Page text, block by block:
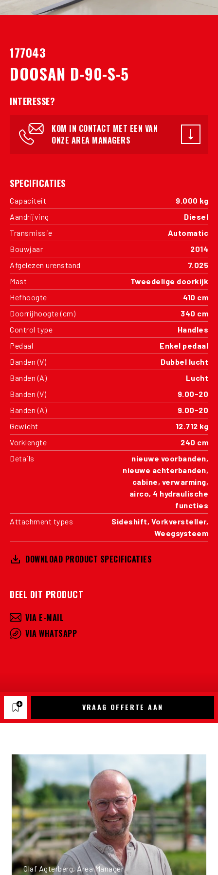
177043
DOOSAN D-90-S-5
INTERESSE?
KOM IN CONTACT MET EEN VAN
ONZE AREA MANAGERS
SPECIFICATIES
Capaciteit
9.000 kg
Aandrijving
Diesel
Transmissie
Automatic
Bouwjaar
2014
Afgelezen urenstand
7.025
Mast
Tweedelige doorkijk
Hefhoogte
410 cm
Doorrijhoogte (cm)
340 cm
Control type
Handles
Pedaal
Enkel pedaal
Banden (V)
Dubbel lucht
Banden (A)
Lucht
Banden (V)
9.00-20
Banden (A)
9.00-20
Gewicht
12.712 kg
Vorklengte
240 cm
Details
nieuwe voorbanden,
nieuwe achterbanden,
cabine, verwarming,
airco, 4 hydraulische
functies
Attachment types
Sideshift, Vorkversteller,
Weegsysteem
DOWNLOAD PRODUCT SPECIFICATIES
DEEL DIT PRODUCT
VIA E-MAIL
VIA WHATSAPP
VRAAG OFFERTE AAN
Olaf Agterberg, Area Manager